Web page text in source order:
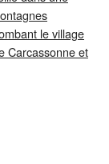
le village
Carcassonne et